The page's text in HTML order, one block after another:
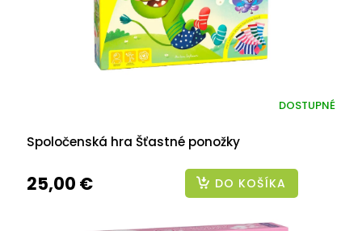
Spoločenská hra Šťastné ponožky
DOSTUPNÉ
25,00 € DO KOŠÍKA